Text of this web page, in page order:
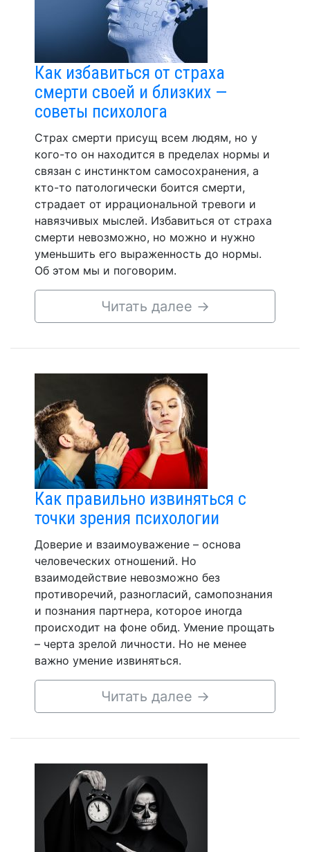
Как избавиться от страха
смерти своей и близких —
советы психолога
Страх смерти присущ всем людям, но у
кого-то он находится в пределах нормы и
связан с инстинктом самосохранения, а
кто-то патологически боится смерти,
страдает от иррациональной тревоги и
навязчивых мыслей. Избавиться от страха
смерти невозможно, но можно и нужно
уменьшить его выраженность до нормы.
Об этом мы и поговорим.
Читать далее →
Как правильно извиняться с
точки зрения психологии
Доверие и взаимоуважение – основа
человеческих отношений. Но
взаимодействие невозможно без
противоречий, разногласий, самопознания
и познания партнера, которое иногда
происходит на фоне обид. Умение прощать
– черта зрелой личности. Но не менее
важно умение извиняться.
Читать далее →